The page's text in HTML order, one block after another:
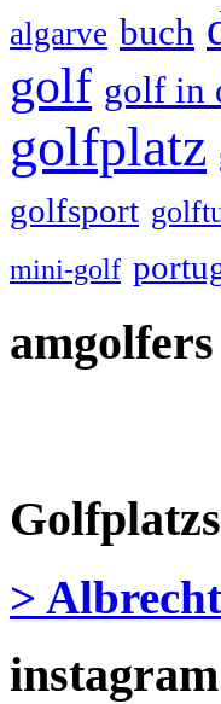
algarve buch
golf golf in
golfplatz
golfsport
mini-golf
>